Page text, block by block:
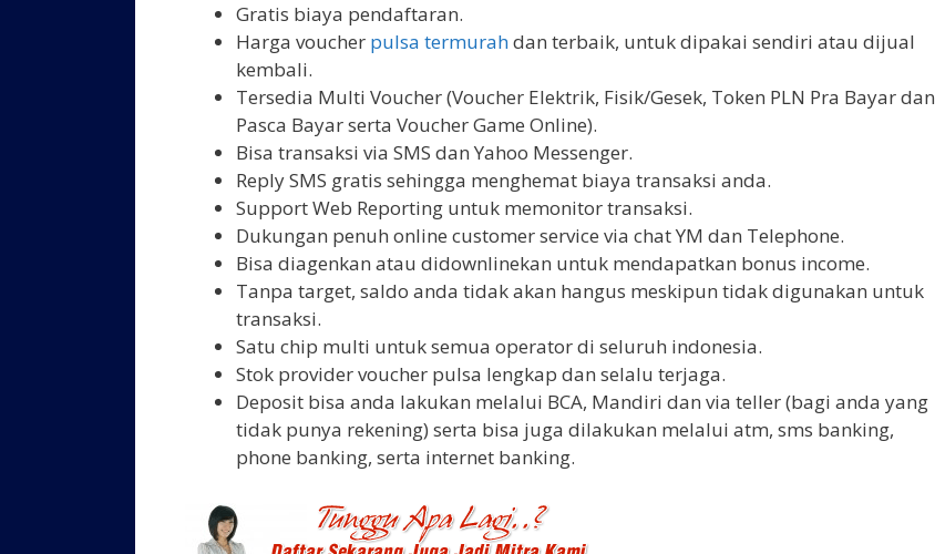
Gratis biaya pendaftaran.
Harga voucher pulsa termurahdan terbaik, untuk dipakai sendiri atau dijual
kembali.
Tersedia Multi Voucher (Voucher Elektrik, Fisik/Gesek, Token PLN Pra Bayar dan
Pasca Bayar serta Voucher Game Online).
Bisa transaksi via SMS dan Yahoo Messenger.
Reply SMS gratis sehingga menghemat biaya transaksi anda.
Support Web Reporting untuk memonitor transaksi.
Dukungan penuh online customer service via chat YM dan Telephone.
Bisa diagenkan atau didownlinekan untuk mendapatkan bonus income.
Tanpa target, saldo anda tidak akan hangus meskipun tidak digunakan untuk
transaksi.
Satu chip multi untuk semua operator di seluruh indonesia.
Stok provider voucher pulsa lengkap dan selalu terjaga.
Deposit bisa anda lakukan melalui BCA, Mandiri dan via teller (bagi anda yang
tidak punya rekening) serta bisa juga dilakukan melalui atm, sms banking,
phone banking, serta internet banking.